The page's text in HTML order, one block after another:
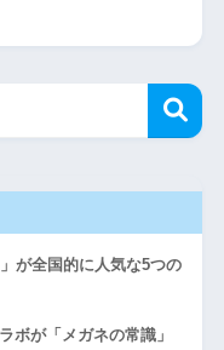
が全国的に人気な5つの
ボが「メガネの常識」